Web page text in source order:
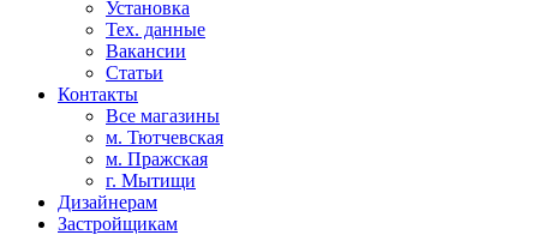
Установка
Тех. данные
Вакансии
Статьи
Контакты
Все магазины
м. Тютчевская
м. Пражская
г. Мытищи
Дизайнерам
Застройщикам